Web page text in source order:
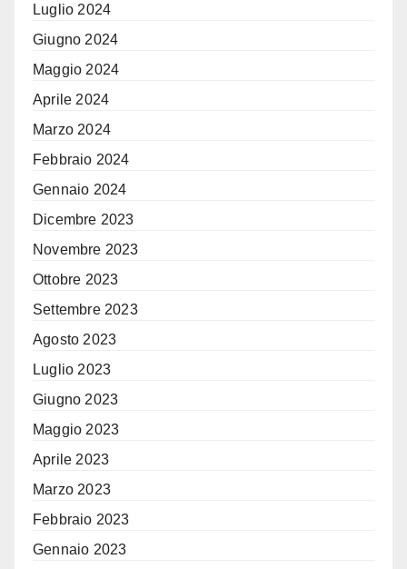
Luglio 2024
Giugno 2024
Maggio 2024
Aprile 2024
Marzo 2024
Febbraio 2024
Gennaio 2024
Dicembre 2023
Novembre 2023
Ottobre 2023
Settembre 2023
Agosto 2023
Luglio 2023
Giugno 2023
Maggio 2023
Aprile 2023
Marzo 2023
Febbraio 2023
Gennaio 2023